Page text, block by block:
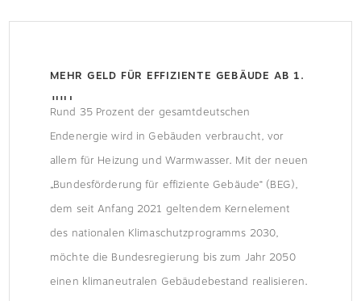
MEHR GELD FÜR EFFIZIENTE GEBÄUDE AB 1.
JULI
Rund 35 Prozent der gesamtdeutschen
Endenergie wird in Gebäuden verbraucht, vor
allem für Heizung und Warmwasser. Mit der neuen
„Bundesförderung für effiziente Gebäude“ (BEG),
dem seit Anfang 2021 geltendem Kernelement
des nationalen Klimaschutzprogramms 2030,
möchte die Bundesregierung bis zum Jahr 2050
einen klimaneutralen Gebäudebestand realisieren.